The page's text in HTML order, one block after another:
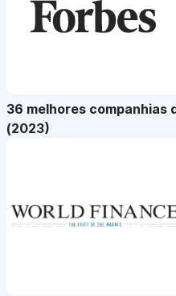
36 melhores companhias
(2023)